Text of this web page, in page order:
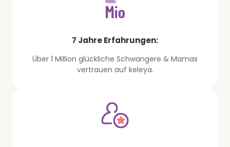
7 Jahre Erfahrungen:
Über 1 Million glückliche Schwangere & Mamas
vertrauen auf keleya.